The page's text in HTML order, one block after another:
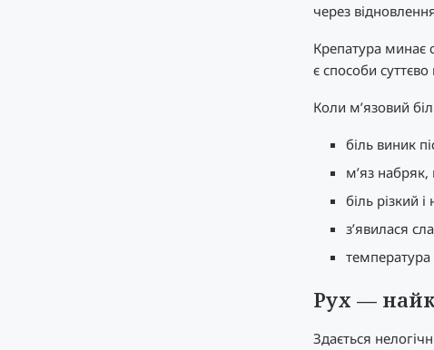
через
Крепатура минає
є способи
Коли м’язовий
біль виник
м’яз
біль різкий
з’явилася
температура
Рух —
Здається